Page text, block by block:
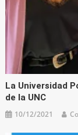
La Universidad
de la UNC
10/12/2021